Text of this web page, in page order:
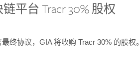
平台 Tracr 30% 股权
终协议，GIA 将收购 Tracr 30% 的股权。